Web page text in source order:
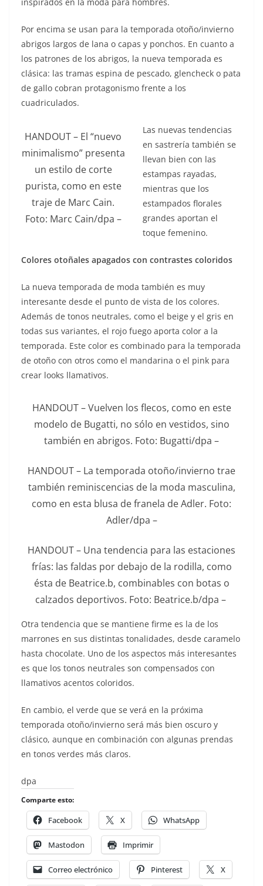
Por encima se usan para la temporada otoño/invierno
abrigos largos de lana o capas y ponchos. En cuanto a
los patrones de los abrigos, la nueva temporada es
clásica: las tramas espina de pescado, glencheck o pata
de gallo cobran protagonismo frente a los
cuadriculados.
HANDOUT – El “nuevo
minimalismo” presenta
un estilo de corte
purista, como en este
traje de Marc Cain.
Foto: Marc Cain/dpa –
Las nuevas tendencias
en sastrería también se
llevan bien con las
estampas rayadas,
mientras que los
estampados florales
grandes aportan el
toque femenino.
Colores otoñales apagados con contrastes coloridos
La nueva temporada de moda también es muy
interesante desde el punto de vista de los colores.
Además de tonos neutrales, como el beige y el gris en
todas sus variantes, el rojo fuego aporta color a la
temporada. Este color es combinado para la temporada
de otoño con otros como el mandarina o el pink para
crear looks llamativos.
HANDOUT – Vuelven los flecos, como en este
modelo de Bugatti, no sólo en vestidos, sino
también en abrigos. Foto: Bugatti/dpa –
HANDOUT – La temporada otoño/invierno trae
también reminiscencias de la moda masculina,
como en esta blusa de franela de Adler. Foto:
Adler/dpa –
HANDOUT – Una tendencia para las estaciones
frías: las faldas por debajo de la rodilla, como
ésta de Beatrice.b, combinables con botas o
calzados deportivos. Foto: Beatrice.b/dpa –
Otra tendencia que se mantiene firme es la de los
marrones en sus distintas tonalidades, desde caramelo
hasta chocolate. Uno de los aspectos más interesantes
es que los tonos neutrales son compensados con
llamativos acentos coloridos.
En cambio, el verde que se verá en la próxima
temporada otoño/invierno será más bien oscuro y
clásico, aunque en combinación con algunas prendas
en tonos verdes más claros.
dpa
Comparte esto:
Facebook X WhatsApp
Mastodon Imprimir
Correo electrónico Pinterest X